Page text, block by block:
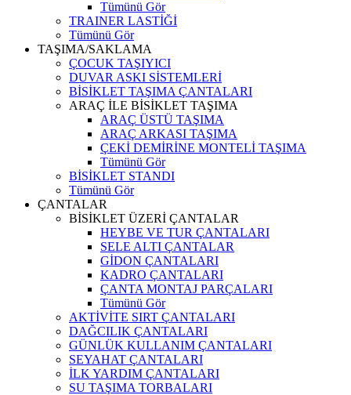
Tümünü Gör
TRAINER LASTİĞİ
Tümünü Gör
TAŞIMA/SAKLAMA
ÇOCUK TAŞIYICI
DUVAR ASKI SİSTEMLERİ
BİSİKLET TAŞIMA ÇANTALARI
ARAÇ İLE BİSİKLET TAŞIMA
ARAÇ ÜSTÜ TAŞIMA
ARAÇ ARKASI TAŞIMA
ÇEKİ DEMİRİNE MONTELİ TAŞIMA
Tümünü Gör
BİSİKLET STANDI
Tümünü Gör
ÇANTALAR
BİSİKLET ÜZERİ ÇANTALAR
HEYBE VE TUR ÇANTALARI
SELE ALTI ÇANTALAR
GİDON ÇANTALARI
KADRO ÇANTALARI
ÇANTA MONTAJ PARÇALARI
Tümünü Gör
AKTİVİTE SIRT ÇANTALARI
DAĞCILIK ÇANTALARI
GÜNLÜK KULLANIM ÇANTALARI
SEYAHAT ÇANTALARI
İLK YARDIM ÇANTALARI
SU TAŞIMA TORBALARI